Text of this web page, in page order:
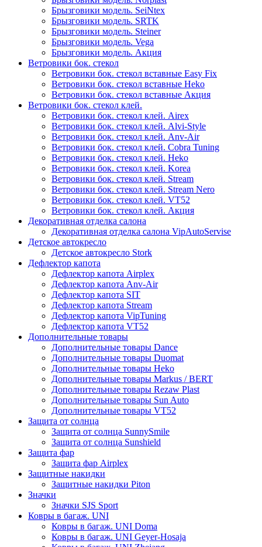
Брызговики модель. SeiNtex
Брызговики модель. SRTK
Брызговики модель. Steiner
Брызговики модель. Vega
Брызговики модель. Акция
Ветровики бок. стекол
Ветровики бок. стекол вставные Easy Fix
Ветровики бок. стекол вставные Heko
Ветровики бок. стекол вставные Акция
Ветровики бок. стекол клей.
Ветровики бок. стекол клей. Airex
Ветровики бок. стекол клей. Alvi-Style
Ветровики бок. стекол клей. Anv-Air
Ветровики бок. стекол клей. Cobra Tuning
Ветровики бок. стекол клей. Heko
Ветровики бок. стекол клей. Korea
Ветровики бок. стекол клей. Stream
Ветровики бок. стекол клей. Stream Nero
Ветровики бок. стекол клей. VT52
Ветровики бок. стекол клей. Акция
Декоративная отделка салона
Декоративная отделка салона VipAutoServise
Детское автокресло
Детское автокресло Stork
Дефлектор капота
Дефлектор капота Airplex
Дефлектор капота Anv-Air
Дефлектор капота SIT
Дефлектор капота Stream
Дефлектор капота VipTuning
Дефлектор капота VT52
Дополнительные товары
Дополнительные товары Dance
Дополнительные товары Duomat
Дополнительные товары Heko
Дополнительные товары Markus / BERT
Дополнительные товары Rezaw Plast
Дополнительные товары Sun Auto
Дополнительные товары VT52
Защита от солнца
Защита от солнца SunnySmile
Защита от солнца Sunshield
Защита фар
Защита фар Airplex
Защитные накидки
Защитные накидки Piton
Значки
Значки SJS Sport
Ковры в багаж. UNI
Ковры в багаж. UNI Doma
Ковры в багаж. UNI Geyer-Hosaja